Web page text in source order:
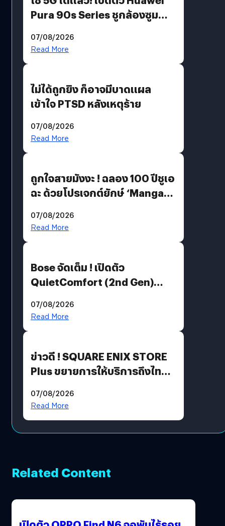
Pura 90s Series ชูกล้องซูม
07/08/2026
Read More
ไม่ได้ถูกยิง ก็อาจมีบาดแผล
เข้าใจ PTSD หลังเหตุร้าย
07/08/2026
Read More
ถูกใจสายมังงะ ! ฉลอง 100 ปีชูเอ
ฉะ ด้วยโปรเจกต์ยักษ์ ‘Manga
มีภาษาไทยด้วย
07/08/2026
Read More
Bose จัดเต็ม ! เปิดตัว
QuietComfort (2nd Gen)
07/08/2026
Read More
ข่าวดี ! SQUARE ENIX STORE
Plus ขยายการให้บริการถึงไทย
โดยตรง
07/08/2026
Read More
Related Content